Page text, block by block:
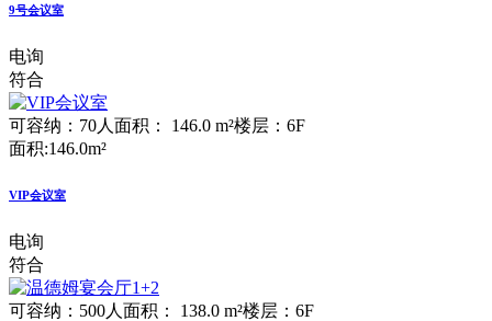
9号会议室
电询
符合
可容纳：70人 面积： 146.0 m²楼层：6F
面积:146.0m²
VIP会议室
电询
符合
可容纳：500人 面积： 138.0 m²楼层：6F